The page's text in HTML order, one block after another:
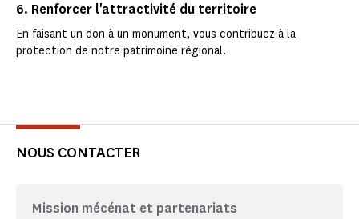
6. Renforcer l'attractivité du territoire
En faisant un don à un monument, vous contribuez à la
protection de notre patrimoine régional.
NOUS CONTACTER
Mission mécénat et partenariats